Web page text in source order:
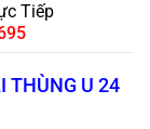
Tiếp
THÙNG U 24